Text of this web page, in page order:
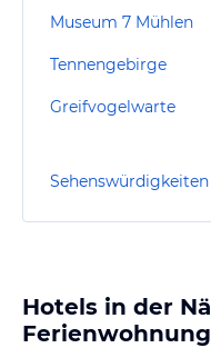
Museum 7 Mühlen
Tennengebirge
Greifvogelwarte
Hotels in der